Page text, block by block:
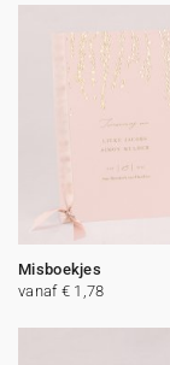
Misboekjes
vanaf € 1,78